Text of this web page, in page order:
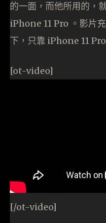
的一面，而他所用的，
iPhone 11 Pro 。影片
下，只靠 iPhone 11
[ot-video]
[/ot-video]